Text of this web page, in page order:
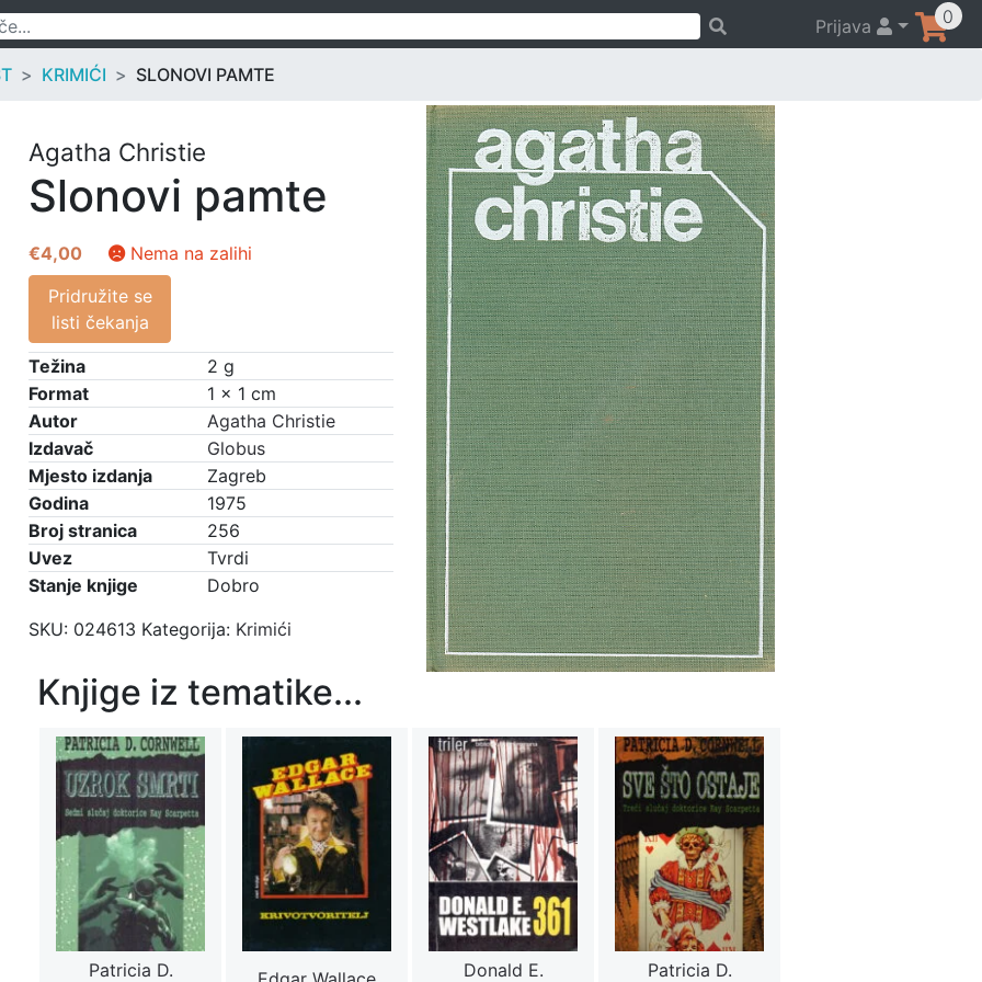
Prijava 0
KRIMIĆI SLONOVI PAMTE
Agatha Christie
Slonovi pamte
€4,00
Nema na zalihi
Pridružite se
listi čekanja
Težina
2 g
Format
1 × 1 cm
Autor
Agatha Christie
Izdavač
Globus
Mjesto izdanja
Zagreb
Godina
1975
Broj stranica
256
Uvez
Tvrdi
Stanje knjige
Dobro
SKU: 024613 Kategorija: Krimići
Knjige iz tematike...
Patricia D.
Donald E.
Patricia D.